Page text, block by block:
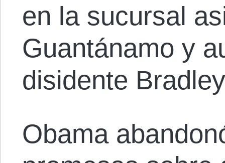
en la sucursal
Guantánamo y
disidente
Obama